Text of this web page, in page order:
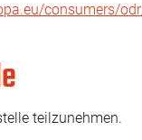
consumers/
teilzunehmen.